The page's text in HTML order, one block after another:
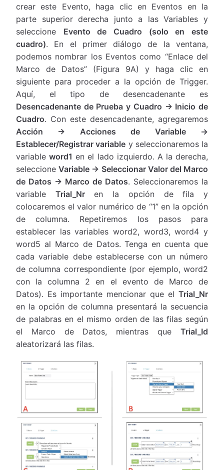
crear este Evento, haga clic en Eventos en la
parte superior derecha junto a las Variables y
seleccione Evento de Cuadro (solo en este
cuadro). En el primer diálogo de la ventana,
podemos nombrar los Eventos como “Enlace del
Marco de Datos” (Figura 9A) y haga clic en
siguiente para proceder a la opción de Trigger.
Aquí, el tipo de desencadenante es
Desencadenante de Prueba y Cuadro → Inicio de
Cuadro. Con este desencadenante, agregaremos
Acción → Acciones de Variable →
Establecer/Registrar variable y seleccionaremos la
variableword1 en el lado izquierdo. A la derecha,
seleccioneVariable → Seleccionar Valor del Marco
de Datos → Marco de Datos. Seleccionaremos la
variable Trial_Nren la opción de fila y
colocaremos el valor numérico de “1” en la opción
de columna. Repetiremos los pasos para
establecer las variables word2, word3, word4 y
word5 al Marco de Datos. Tenga en cuenta que
cada variable debe establecerse con un número
de columna correspondiente (por ejemplo, word2
con la columna 2 en el evento de Marco de
Datos). Es importante mencionar que el Trial_Nr
en la opción de columna presentará la secuencia
de palabras en el mismo orden de las filas según
el Marco de Datos, mientras que Trial_Id
aleatorizará las filas.